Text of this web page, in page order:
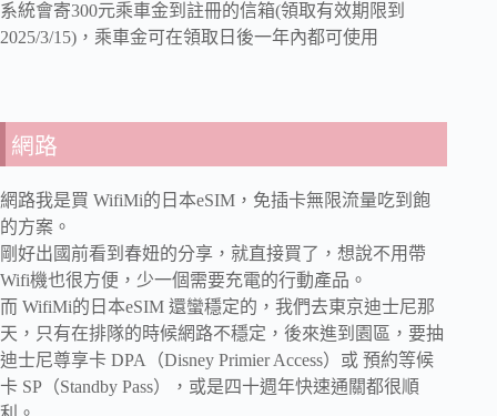
系統會寄300元乘車金到註冊的信箱(領取有效期限到
2025/3/15)，乘車金可在領取日後一年內都可使用
網路
網路我是買 WifiMi的日本eSIM，免插卡無限流量吃到飽
的方案。
剛好出國前看到春妞的分享，就直接買了，想說不用帶
Wifi機也很方便，少一個需要充電的行動產品。
而 WifiMi的日本eSIM 還蠻穩定的，我們去東京迪士尼那
天，只有在排隊的時候網路不穩定，後來進到園區，要抽
迪士尼尊享卡 DPA（Disney Primier Access）或 預約等候
卡 SP（Standby Pass），或是四十週年快速通關都很順